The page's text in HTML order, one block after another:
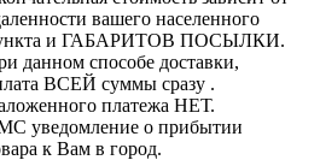
вашего населенного
и ГАБАРИТОВ ПОСЫЛКИ.
данном способе доставки,
ВСЕЙ суммы сразу .
платежа НЕТ.
уведомление о прибытии
к Вам в город.